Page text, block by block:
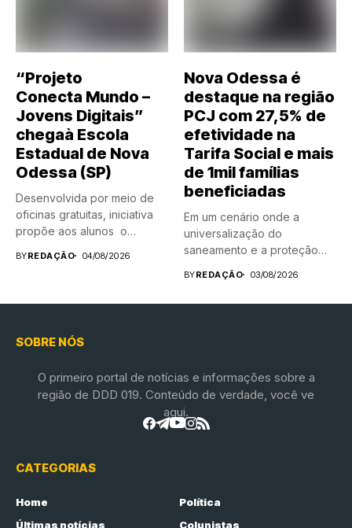
“Projeto
Conecta Mundo –
Jovens Digitais”
chegaà Escola
Estadual de Nova
Odessa (SP)
Desenvolvida por meio de
oficinas gratuitas, iniciativa
propõe aos alunos o
BYREDAÇÃO 04/08/2026
Nova Odessa é
destaque na região
PCJ com 27,5% de
efetividade na
Tarifa Social e mais
de 1mil famílias
beneficiadas
Em um cenário onde a
universalização do
saneamento e a proteção
BYREDAÇÃO 03/08/2026
SOBRE NÓS
O primeiro portal de notícias e informações sobre a
região de DDD 019. Conteúdo de verdade, você ve
aqui.
CATEGORIAS
Home
Política
Últimas notícias
Colunistas